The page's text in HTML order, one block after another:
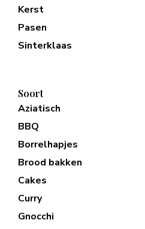
Kerst
Pasen
Sinterklaas
Soort
Aziatisch
BBQ
Borrelhapjes
Brood bakken
Cakes
Curry
Gnocchi